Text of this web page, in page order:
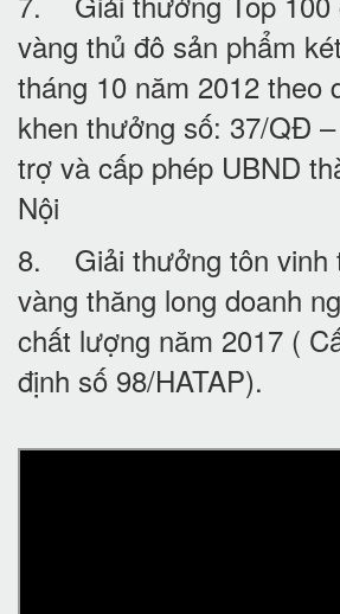
vàng thủ đô sản phẩm
tháng 10 năm 2012 theo
khen thưởng số: 37/QĐ
trợ và cấp phép UBND
Nội
8. Giải thưởng tôn vinh
vàng thăng long doanh
chất lượng năm 2017 (
định số 98/HATAP).